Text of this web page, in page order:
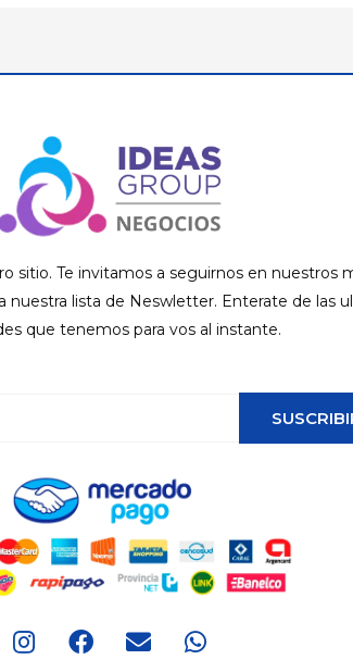
sitio. Te invitamos a seguirnos en nuestros
nuestra lista de Neswletter. Enterate de las
que tenemos para vos al instante.